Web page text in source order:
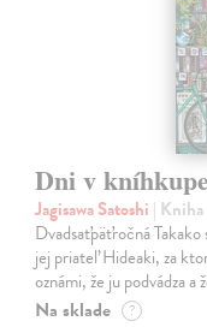
Dni v
Jagisawa Satoshi | Kniha
Dvadsaťpäťročná
jej priateľ Hideaki, za
oznámi, že ju podvádza a
Na sklade ?